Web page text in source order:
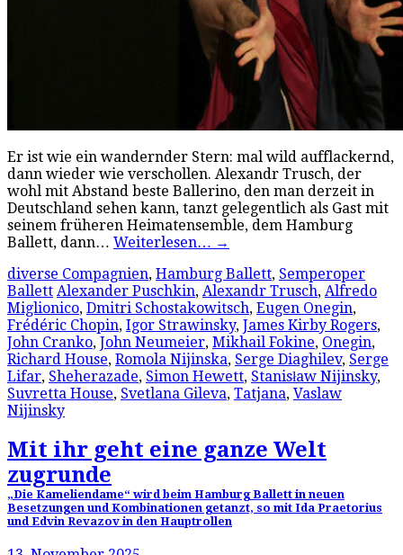
Er ist wie ein wandernder Stern: mal wild aufflackernd,
dann wieder wie verschollen. Alexandr Trusch, der
wohl mit Abstand beste Ballerino, den man derzeit in
Deutschland sehen kann, tanzt gelegentlich als Gast mit
seinem früheren Heimatensemble, dem Hamburg
Ballett, dann… Weiterlesen… →
diverse Compagnien, Hamburg Ballett, Semperoper
Ballett Alexander Puschkin, Alexandr Trusch, Alfredo
Miglionico, Dmitri Schostakowitsch, Eugen Onegin,
Frédéric Chopin, Igor Strawinsky, James Kirby Rogers,
John Cranko, John Neumeier, Mikhail Fokine, Onegin,
Richard House, Romola Nijinska, Serge Diaghilev, Serge
Lifar, Sheherazade, Simon Hewett, Stanisław Nijinsky,
Suvretta House, Svetlana Gileva, Tatjana, Vaslaw
Nijinsky
Mit ihr geht eine ganze Welt
zugrunde
„Die Kameliendame“ wird beim Hamburg Ballett in neuen
Besetzungen und Kombinationen getanzt, so mit Ida Praetorius
und Edvin Revazov in den Hauptrollen